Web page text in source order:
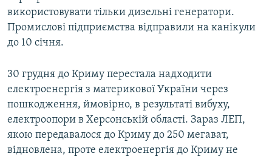
використовувати тільки дизельні генератори.
Промислові підприємства відправили на канікули
до 10 січня.
30 грудня до Криму перестала надходити
електроенергія з материкової України через
пошкодження, ймовірно, в результаті вибуху,
електроопори в Херсонській області. Зараз ЛЕП,
якою передавалося до Криму до 250 мегават,
відновлена, проте електроенергія до Криму не